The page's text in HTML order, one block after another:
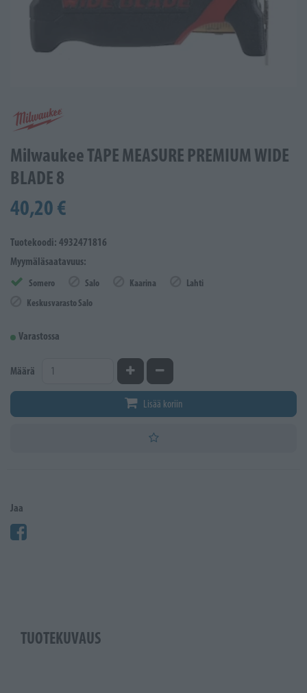
Milwaukee TAPE MEASURE PREMIUM WIDE
BLADE 8
40,20 €
Tuotekoodi: 4932471816
Myymäläsaatavuus:
Somero Salo Kaarina
Lahti
Keskusvarasto Salo
Varastossa
Määrä Kasvata määrääVähennä määrää
Lisää koriin
Jaa
TUOTEKUVAUS